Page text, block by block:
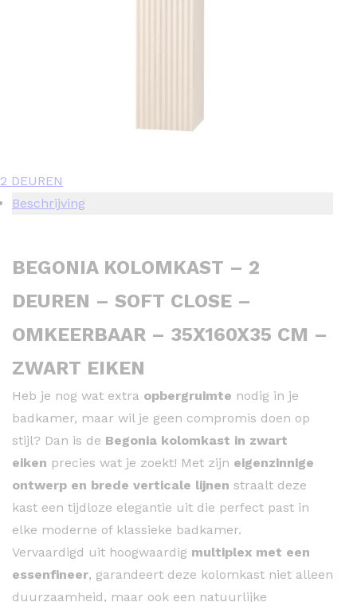
2 DEUREN
Beschrijving
BEGONIA KOLOMKAST – 2
DEUREN – SOFT CLOSE –
OMKEERBAAR – 35X160X35 CM –
ZWART EIKEN
Heb je nog wat extra opbergruimte nodig in je
badkamer, maar wil je geen compromis doen op
stijl? Dan is de Begonia kolomkast in zwart
eiken precies wat je zoekt! Met zijn eigenzinnige
ontwerp en brede verticale lijnen straalt deze
kast een tijdloze elegantie uit die perfect past in
elke moderne of klassieke badkamer.
Vervaardigd uit hoogwaardig multiplex met een
essenfineer, garandeert deze kolomkast niet alleen
duurzaamheid, maar ook een natuurlijke